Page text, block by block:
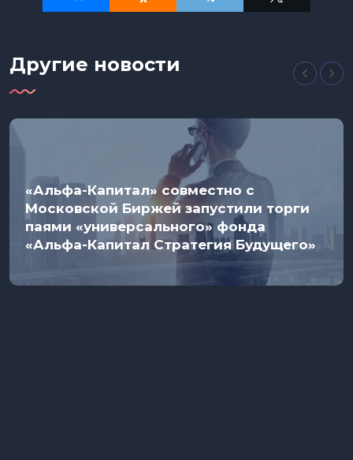
Другие новости
«Альфа-Капитал» совместно с
Московской Биржей запустили торги
паями «универсального» фонда
«Альфа-Капитал Стратегия Будущего»